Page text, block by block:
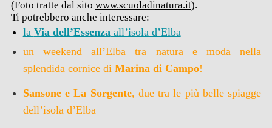
(Foto tratte dal sito www.scuoladinatura.it).
Ti potrebbero anche interessare:
la Via dell’Essenza all’isola d’Elba
un weekend all’Elba tra natura e moda nella
splendida cornice di Marina di Campo!
Sansone e La Sorgente, due tra le più belle spiagge
dell’isola d’Elba